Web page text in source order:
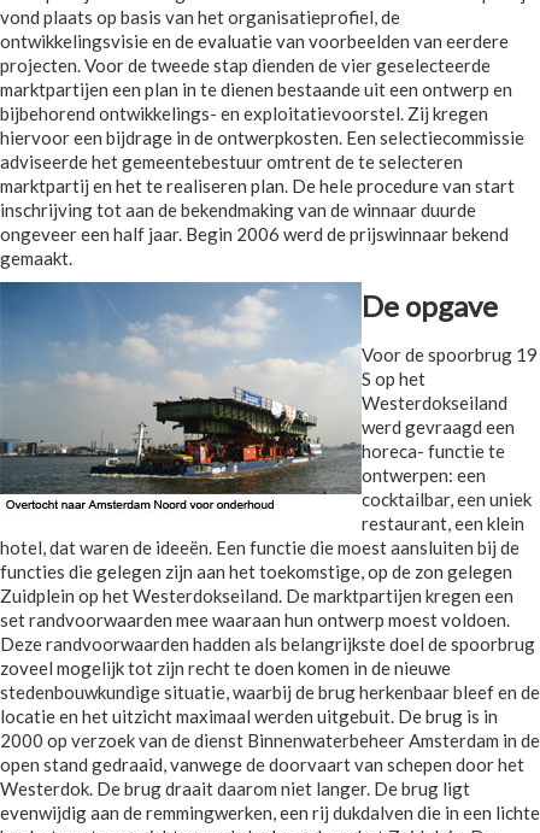
vond plaats op basis van het organisatieprofiel, de
ontwikkelingsvisie en de evaluatie van voorbeelden van eerdere
projecten. Voor de tweede stap dienden de vier geselecteerde
marktpartijen een plan in te dienen bestaande uit een ontwerp en
bijbehorend ontwikkelings- en exploitatievoorstel. Zij kregen
hiervoor een bijdrage in de ontwerpkosten. Een selectiecommissie
adviseerde het gemeentebestuur omtrent de te selecteren
marktpartij en het te realiseren plan. De hele procedure van start
inschrijving tot aan de bekendmaking van de winnaar duurde
ongeveer een half jaar. Begin 2006 werd de prijswinnaar bekend
gemaakt.
De opgave
Voor de spoorbrug 19
S op het
Westerdokseiland
werd gevraagd een
horeca- functie te
ontwerpen: een
cocktailbar, een uniek
restaurant, een klein
hotel, dat waren de ideeën. Een functie die moest aansluiten bij de
functies die gelegen zijn aan het toekomstige, op de zon gelegen
Zuidplein op het Westerdokseiland. De marktpartijen kregen een
set randvoorwaarden mee waaraan hun ontwerp moest voldoen.
Deze randvoorwaarden hadden als belangrijkste doel de spoorbrug
zoveel mogelijk tot zijn recht te doen komen in de nieuwe
stedenbouwkundige situatie, waarbij de brug herkenbaar bleef en de
locatie en het uitzicht maximaal werden uitgebuit. De brug is in
2000 op verzoek van de dienst Binnenwaterbeheer Amsterdam in de
open stand gedraaid, vanwege de doorvaart van schepen door het
Westerdok. De brug draait daarom niet langer. De brug ligt
evenwijdig aan de remmingwerken, een rij dukdalven die in een lichte